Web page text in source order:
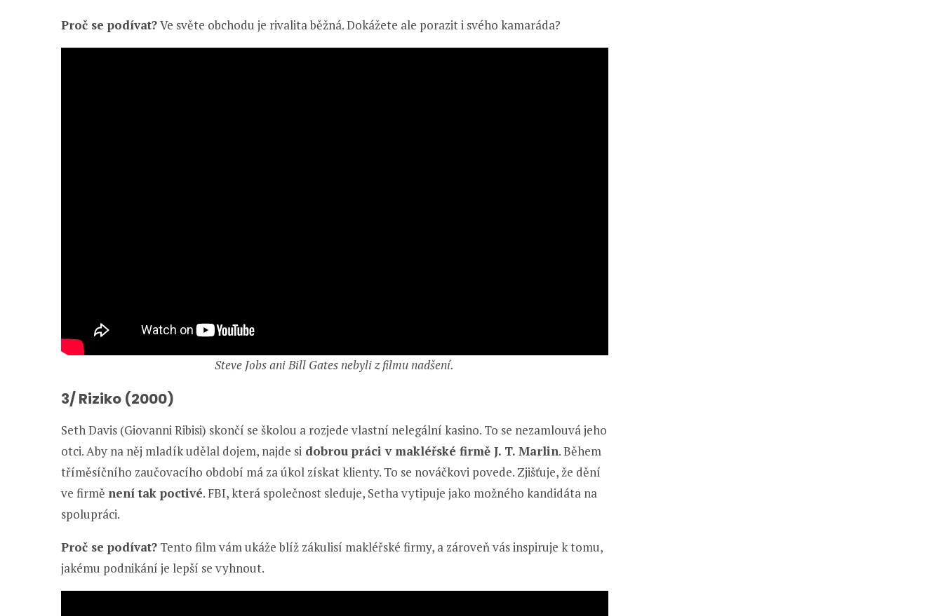
Proč se podívat?Ve světe obchodu je rivalita běžná. Dokážete ale porazit i svého kamaráda?
Steve Jobs ani Bill Gates nebyli z filmu nadšení.
3/ Riziko (2000)
Seth Davis (Giovanni Ribisi) skončí se školou a rozjede vlastní nelegální kasino. To se nezamlouvá jeho
otci. Aby na něj mladík udělal dojem, najde si dobrou práci v makléřské firmě J. T. Marlin. Během
tříměsíčního zaučovacího období má za úkol získat klienty. To se nováčkovi povede. Zjišťuje, že dění
ve firmě není tak poctivé. FBI, která společnost sleduje, Setha vytipuje jako možného kandidáta na
spolupráci.
Proč se podívat? Tento film vám ukáže blíž zákulisí makléřské firmy, a zároveň vás inspiruje k tomu,
jakému podnikání je lepší se vyhnout.